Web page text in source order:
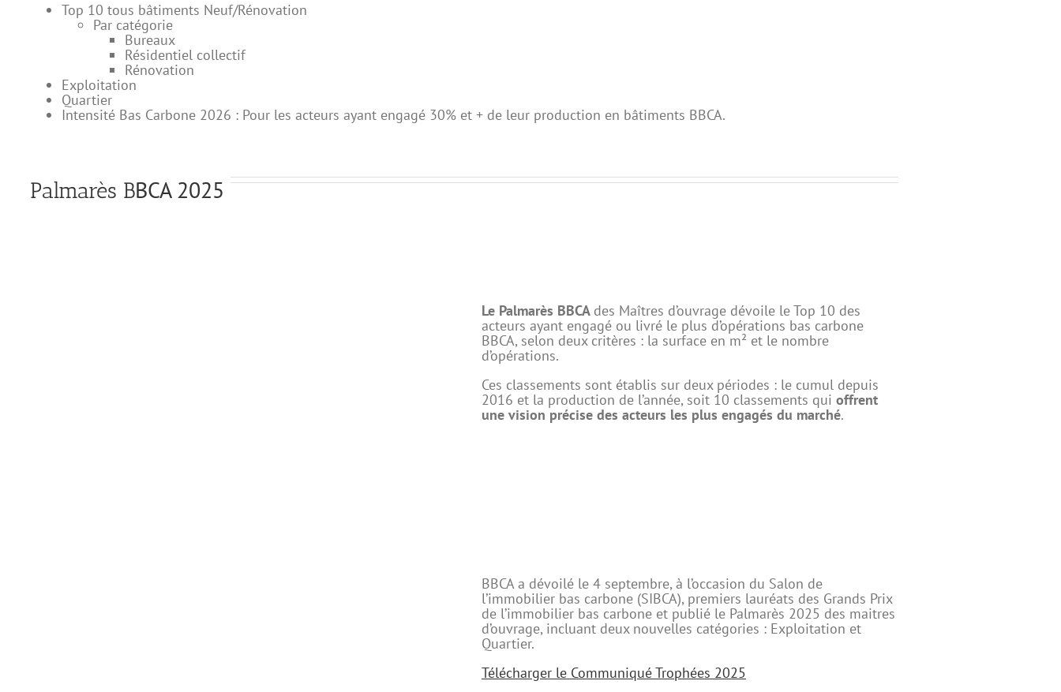
Top 10 tous bâtiments Neuf/Rénovation
Par catégorie
Bureaux
Résidentiel collectif
Rénovation
Exploitation
Quartier
Intensité Bas Carbone 2026 : Pour les acteurs ayant engagé 30% et + de leur production en bâtiments BBCA.
Palmarès BBCA 2025
Le Palmarès BBCA des Maîtres d’ouvrage dévoile le Top 10 des
acteurs ayant engagé ou livré le plus d’opérations bas carbone
BBCA, selon deux critères : la surface en m² et le nombre
d’opérations.
Ces classements sont établis sur deux périodes : le cumul depuis
2016 et la production de l’année, soit 10 classements qui offrent
une vision précise des acteurs les plus engagés du marché.
BBCA a dévoilé le 4 septembre, à l’occasion du Salon de
l’immobilier bas carbone (SIBCA), premiers lauréats des Grands Prix
de l’immobilier bas carbone et publié le Palmarès 2025 des maitres
d’ouvrage, incluant deux nouvelles catégories : Exploitation et
Quartier.
Télécharger le Communiqué Trophées 2025